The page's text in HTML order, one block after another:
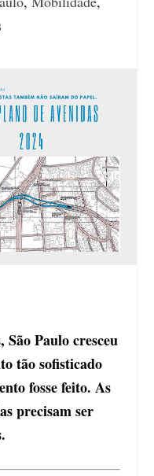
São Paulo cresceu
tão sofisticado
fosse feito. As
precisam ser